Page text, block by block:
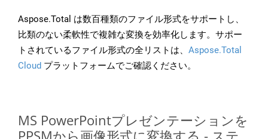
Aspose.Total は数百種類のファイル形式をサポートし、
比類のない柔軟性で複雑な変換を効率化します。サポー
トされているファイル形式の全リストは、 Aspose.Total
Cloud プラットフォームでご確認ください。
MS PowerPointプレゼンテーションを